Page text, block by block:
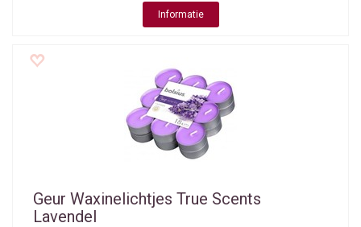
Informatie
Geur Waxinelichtjes True Scents
Lavendel